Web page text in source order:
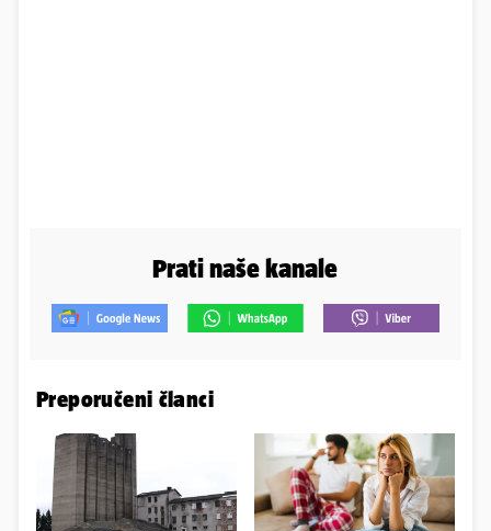
Prati naše kanale
Preporučeni članci